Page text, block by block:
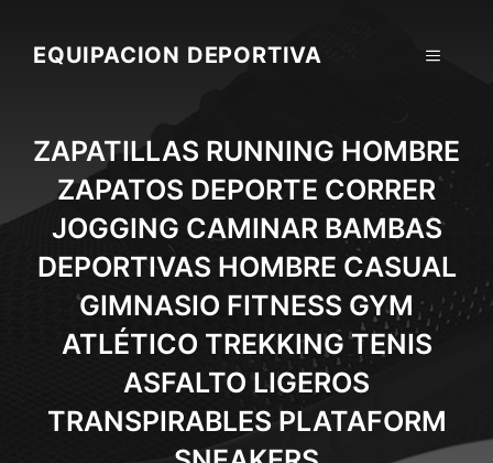
contentEQUIPACION DEPORTIVA MENU
ZAPATILLAS RUNNING HOMBRE
ZAPATOS DEPORTE CORRER
JOGGING CAMINAR BAMBAS
DEPORTIVAS HOMBRE CASUAL
GIMNASIO FITNESS GYM
ATLÉTICO TREKKING TENIS
ASFALTO LIGEROS
TRANSPIRABLES PLATAFORM